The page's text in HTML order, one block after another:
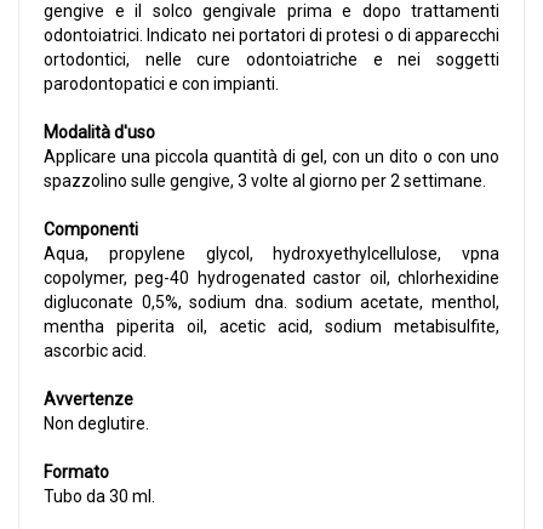
gengive e il solco gengivale prima e dopo trattamenti
odontoiatrici. Indicato nei portatori di protesi o di apparecchi
ortodontici, nelle cure odontoiatriche e nei soggetti
parodontopatici e con impianti.
Modalità d'uso
Applicare una piccola quantità di gel, con un dito o con uno
spazzolino sulle gengive, 3 volte al giorno per 2 settimane.
Componenti
Aqua, propylene glycol, hydroxyethylcellulose, vpna
copolymer, peg-40 hydrogenated castor oil, chlorhexidine
digluconate 0,5%, sodium dna. sodium acetate, menthol,
mentha piperita oil, acetic acid, sodium metabisulfite,
ascorbic acid.
Avvertenze
Non deglutire.
Formato
Tubo da 30 ml.